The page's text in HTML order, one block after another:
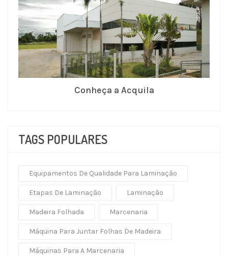
Conheça a Acquila
TAGS POPULARES
Equipamentos De Qualidade Para Laminação
Etapas De Laminação Laminação
Madeira Folhada Marcenaria
Máquina Para Juntar Folhas De Madeira
Máquinas Para A Marcenaria